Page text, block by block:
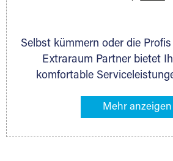
Selbst kümmern oder die
Extraraum Partner bietet
komfortable
gehören z. B.
Ihr Lagergut wird bei Ihrem